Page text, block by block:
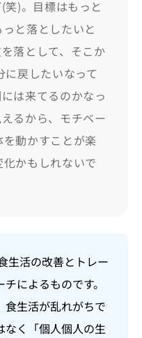
笑)。目標はもっと
と落としたいと
落として、そこか
に戻したいなって
は来てるのかなっ
るから、モチベー
動かすことが楽
かもしれないで
生活の改善とトレー
によるものです。
食生活が乱れがちで
なく「個人個人の生